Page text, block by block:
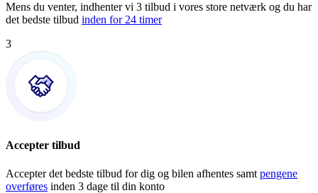
Mens du venter, indhenter vi 3 tilbud i vores store netværk og du har
det bedste tilbud inden for 24 timer
3
Accepter tilbud
Accepter det bedste tilbud for dig og bilen afhentes samt pengene
overføres inden 3 dage til din konto